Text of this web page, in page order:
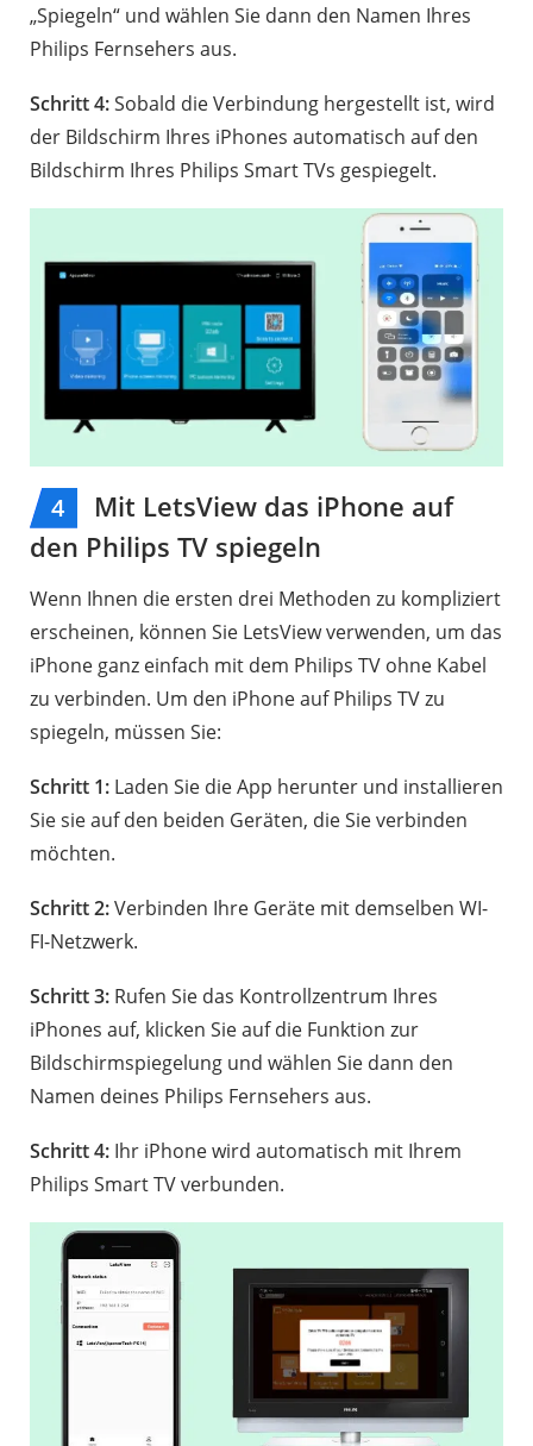
„Spiegeln“ und wählen Sie dann den Namen Ihres
Philips Fernsehers aus.
Schritt 4:Sobald die Verbindung hergestellt ist, wird
der Bildschirm Ihres iPhones automatisch auf den
Bildschirm Ihres Philips Smart TVs gespiegelt.
4
Mit LetsView das iPhone auf
den Philips TV spiegeln
Wenn Ihnen die ersten drei Methoden zu kompliziert
erscheinen, können Sie LetsView verwenden, um das
iPhone ganz einfach mit dem Philips TV ohne Kabel
zu verbinden. Um den iPhone auf Philips TV zu
spiegeln, müssen Sie:
Schritt 1: Laden Sie die App herunter und installieren
Sie sie auf den beiden Geräten, die Sie verbinden
möchten.
Schritt 2:Verbinden Ihre Geräte mit demselben WI-
FI-Netzwerk.
Schritt 3: Rufen Sie das Kontrollzentrum Ihres
iPhones auf, klicken Sie auf die Funktion zur
Bildschirmspiegelung und wählen Sie dann den
Namen deines Philips Fernsehers aus.
Schritt 4: Ihr iPhone wird automatisch mit Ihrem
Philips Smart TV verbunden.